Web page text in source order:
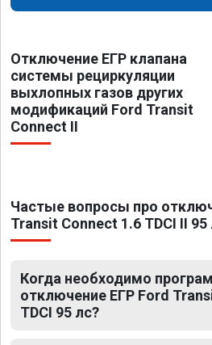
Отключение ЕГР клапана
системы рециркуляции
выхлопных газов других
модификаций Ford Transit
Connect II
Частые вопросы про
Transit Connect 1.6 TDCI II
Когда необходимо
отключение ЕГР Ford
TDCI 95 лс?